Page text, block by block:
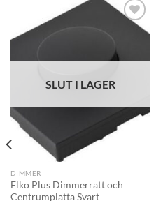
SLUT I LAGER
DIMMER
Elko Plus Dimmerratt och
Centrumplatta Svart